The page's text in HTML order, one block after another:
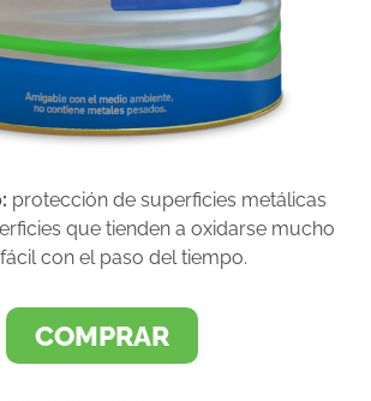
protección de superficies metálicas
que tienden a oxidarse mucho
con el paso del tiempo.
COMPRAR